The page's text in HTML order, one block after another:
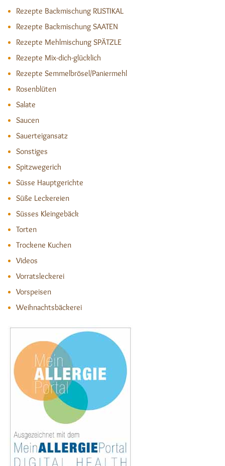
Rezepte Backmischung RUSTIKAL
Rezepte Backmischung SAATEN
Rezepte Mehlmischung SPÄTZLE
Rezepte Mix-dich-glücklich
Rezepte Semmelbrösel/Paniermehl
Rosenblüten
Salate
Saucen
Sauerteigansatz
Sonstiges
Spitzwegerich
Süsse Hauptgerichte
Süße Leckereien
Süsses Kleingebäck
Torten
Trockene Kuchen
Videos
Vorratsleckerei
Vorspeisen
Weihnachtsbäckerei